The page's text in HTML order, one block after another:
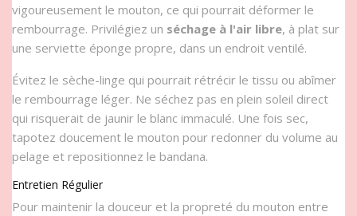
vigoureusement le mouton, ce qui pourrait déformer le
rembourrage. Privilégiez un séchage à l'air libre, à plat sur
une serviette éponge propre, dans un endroit ventilé.
Évitez le sèche-linge qui pourrait rétrécir le tissu ou abîmer
le rembourrage léger. Ne séchez pas en plein soleil direct
qui risquerait de jaunir le blanc immaculé. Une fois sec,
tapotez doucement le mouton pour redonner du volume au
pelage et repositionnez le bandana.
Entretien Régulier
Pour maintenir la douceur et la propreté du mouton entre